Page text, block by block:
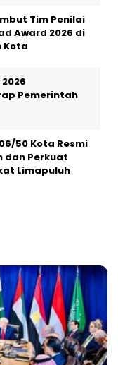
Tim Penilai
Award 2026 di
Kota
Pemerintah
50 Kota Resmi
dan Perkuat
Limapuluh